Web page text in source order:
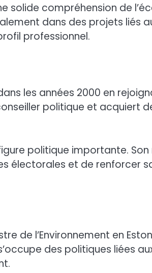
solide compréhension de
dans des projets liés
professionnel.
les années 2000 en
politique et acquiert
politique importante.
électorales et de renforcer
de l’Environnement en
des politiques liées